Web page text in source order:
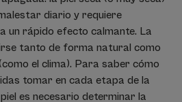
diario y requiere
un rápido efecto calmante. La
tanto de forma natural como
el clima). Para saber cómo
tomar en cada etapa de la
es necesario determinar la